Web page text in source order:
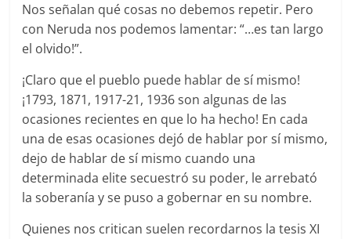
Nos señalan qué cosas no debemos repetir. Pero
con Neruda nos podemos lamentar: “…es tan largo
el olvido!”.
¡Claro que el pueblo puede hablar de sí mismo!
¡1793, 1871, 1917-21, 1936 son algunas de las
ocasiones recientes en que lo ha hecho! En cada
una de esas ocasiones dejó de hablar por sí mismo,
dejo de hablar de sí mismo cuando una
determinada elite secuestró su poder, le arrebató
la soberanía y se puso a gobernar en su nombre.
Quienes nos critican suelen recordarnos la tesis XI